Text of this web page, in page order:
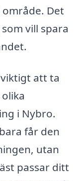
Det
vill spara
att ta
i Nybro.
får den
utan
passar ditt